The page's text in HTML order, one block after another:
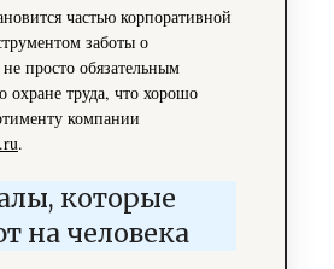
частью корпоративной
заботы о
просто обязательным
охране труда, что хорошо
компании
.
которые
на человека